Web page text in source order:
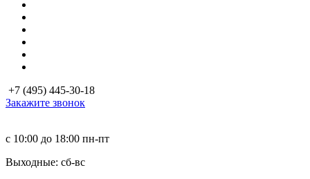
+7 (495) 445-30-18
Закажите звонок
с 10:00 до 18:00 пн-пт
Выходные: сб-вc